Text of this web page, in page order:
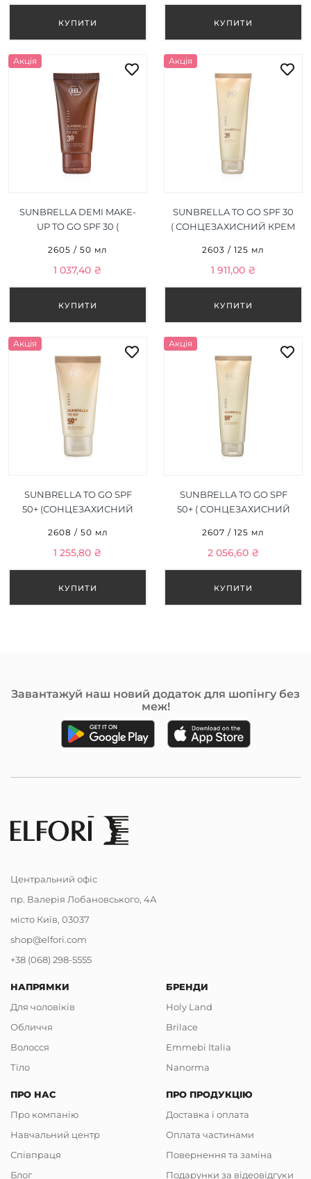
Акція
SUNBRELLA DEMI MAKE-
UP TO GO SPF 30 (
З ТОНОМ ) 50 МЛ
2605 / 50 мл
1 037,40 ₴
Акція
SUNBRELLA TO GO SPF 30
( СОНЦЕЗАХИСНИЙ КРЕМ
2603 / 125 мл
1 911,00 ₴
Акція
SUNBRELLA TO GO SPF
50+ (СОНЦЕЗАХИСНИЙ
2608 / 50 мл
1 255,80 ₴
Акція
SUNBRELLA TO GO SPF
50+ ( СОНЦЕЗАХИСНИЙ
2607 / 125 мл
2 056,60 ₴
Завантажуй наш новий додаток для шопінгу без
меж!
Центральний офіс
пр. Валерія Лобановського, 4А
місто Київ, 03037
shop@elfori.com
+38 (068) 298-5555
НАПРЯМКИ
Для чоловіків
Обличчя
Волосся
Тіло
БРЕНДИ
Holy Land
Brilace
Emmebi Italia
Nanorma
ПРО НАС
Про компанію
Навчальний центр
Співпраця
Блог
ПРО ПРОДУКЦІЮ
Доставка і оплата
Оплата частинами
Повернення та заміна
Подарунки за відеовідгуки